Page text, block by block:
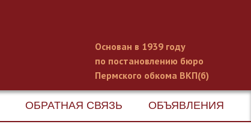
Основан в 1939 году
по постановлению бюро
Пермского обкома ВКП(б)
ОБРАТНАЯ СВЯЗЬ ОБЪЯВЛЕНИЯ